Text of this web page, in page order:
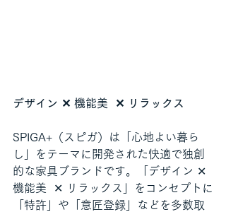
デザイン ✕ 機能美  ✕ リラックス
SPIGA+（スピガ）は「心地よい暮ら
し」をテーマに開発された快適で独創
的な家具ブランドです。「デザイン ✕
機能美  ✕ リラックス」をコンセプトに
「特許」や「意匠登録」などを多数取